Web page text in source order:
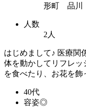
形町 品川
人数
2人
はじめまして♪ 医療関
体を動かしてリフレ
を食べたり、お花を飾
40代
容姿◎